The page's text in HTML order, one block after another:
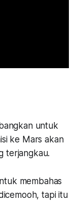
untuk
ke Mars akan
terjangkau.
membahas
tapi itu